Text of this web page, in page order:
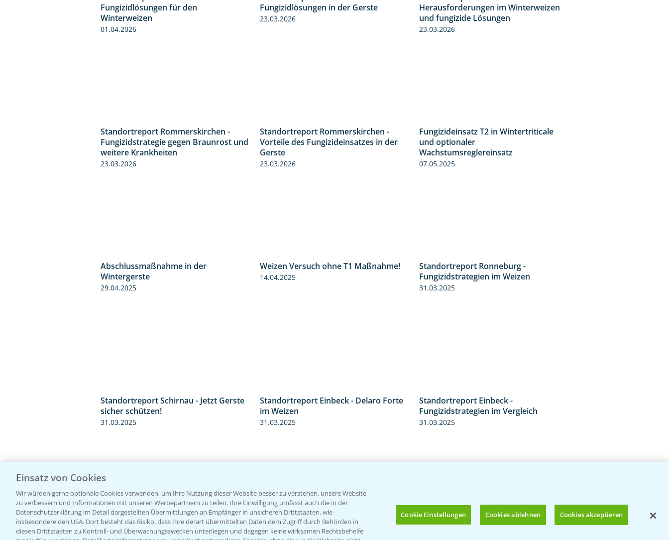
Fungizidlösungen für den
Winterweizen
01.04.2026
Fungizidlösungen in der Gerste
23.03.2026
7:08
Herausforderungen im Winterweizen
und fungizide Lösungen
23.03.2026
6:11
Standortreport Rommerskirchen -
Fungizidstrategie gegen Braunrost und
weitere Krankheiten
23.03.2026
5:47
Standortreport Rommerskirchen -
Vorteile des Fungizideinsatzes in der
Gerste
23.03.2026
Fungizideinsatz T2 in Wintertriticale
und optionaler
Wachstumsreglereinsatz
07.05.2025
Abschlussmaßnahme in der
Wintergerste
29.04.2025
Weizen Versuch ohne T1 Maßnahme!
14.04.2025
Standortreport Ronneburg -
Fungizidstrategien im Weizen
31.03.2025
Standortreport Schirnau - Jetzt Gerste
sicher schützen!
31.03.2025
Standortreport Einbeck - Delaro Forte
im Weizen
31.03.2025
Standortreport Einbeck -
Fungizidstrategien im Vergleich
31.03.2025
Standortreport Raden - Fungizid Standortreport Raden -
Einsatz von Cookies
Wir würden gerne optionale Cookies verwenden, um Ihre Nutzung dieser Website besser zu verstehen, unsere Website
zu verbessern und Informationen mit unseren Werbepartnern zu teilen. Ihre Einwilligung umfasst auch die in der
Datenschutzerklärung im Detail dargestellten Übermittlungen an Empfänger in unsicheren Drittstaaten, wie
insbesondere den USA. Dort besteht das Risiko, dass Ihre derart übermittelten Daten dem Zugriff durch Behörden in
diesen Drittstaaten zu Kontroll- und Überwachungszwecken unterliegen und dagegen keine wirksamen Rechtsbehelfe
Cookie Einstellungen Cookies ablehnen Cookies akzeptieren